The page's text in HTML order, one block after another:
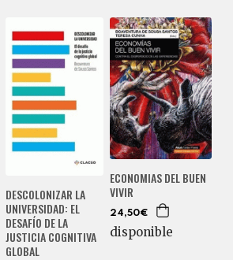
DESCOLONIZAR LA
UNIVERSIDAD: EL
DESAFÍO DE LA
JUSTICIA COGNITIVA
GLOBAL
ECONOMIAS DEL BUEN
VIVIR
24,50€
disponible